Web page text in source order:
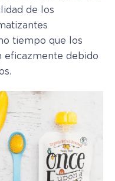
de los
tiempo que los
eficazmente debido